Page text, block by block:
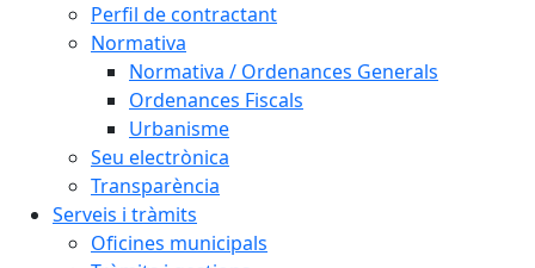
Perfil de contractant
Normativa
Normativa / Ordenances Generals
Ordenances Fiscals
Urbanisme
Seu electrònica
Transparència
Serveis i tràmits
Oficines municipals